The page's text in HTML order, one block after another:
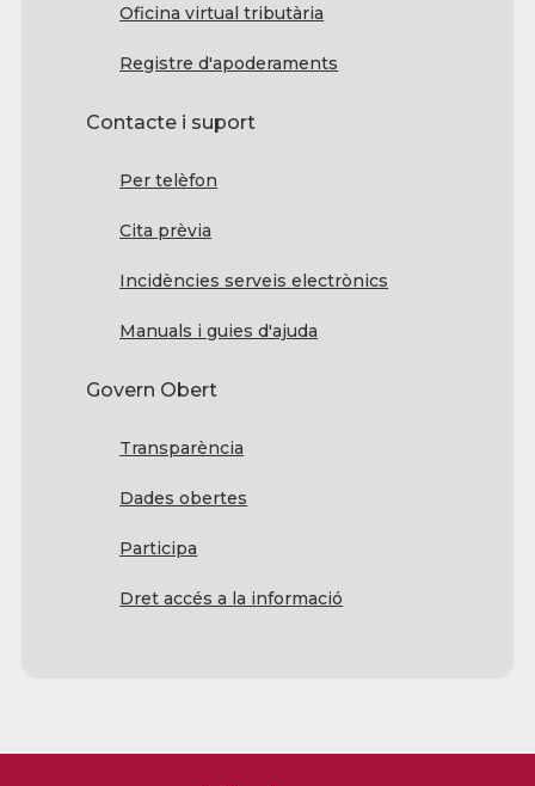
Oficina virtual tributària
Registre d'apoderaments
Contacte i suport
Per telèfon
Cita prèvia
Incidències serveis electrònics
Manuals i guies d'ajuda
Govern Obert
Transparència
Dades obertes
Participa
Dret accés a la informació